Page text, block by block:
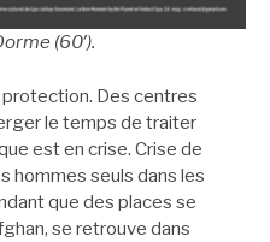
(60′).
protection. Des centres
le temps de traiter
est en crise. Crise de
hommes seuls dans les
que des places se
se retrouve dans